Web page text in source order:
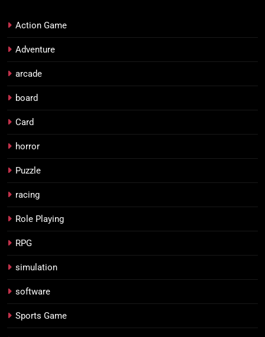
Action Game
Adventure
arcade
board
Card
horror
Puzzle
racing
Role Playing
RPG
simulation
software
Sports Game